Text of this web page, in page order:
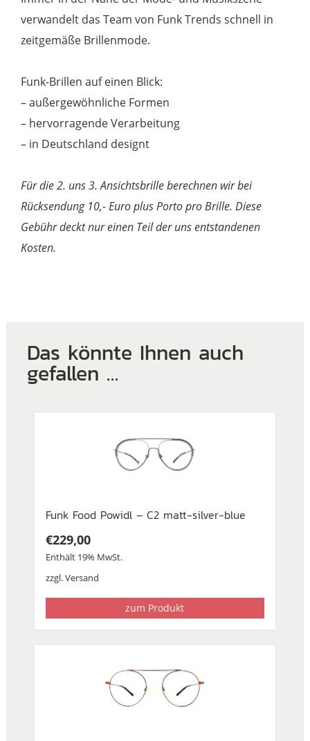
verwandelt das Team von Funk Trends schnell in
zeitgemäße Brillenmode.
Funk-Brillen auf einen Blick:
– außergewöhnliche Formen
– hervorragende Verarbeitung
– in Deutschland designt
Für die 2. uns 3. Ansichtsbrille berechnen wir bei
Rücksendung 10,- Euro plus Porto pro Brille. Diese
Gebühr deckt nur einen Teil der uns entstandenen
Kosten.
Das könnte Ihnen auch
gefallen …
Funk Food Powidl – C2 matt-silver-blue
€229,00
Enthält 19% MwSt.
zzgl.Versand
zum Produkt